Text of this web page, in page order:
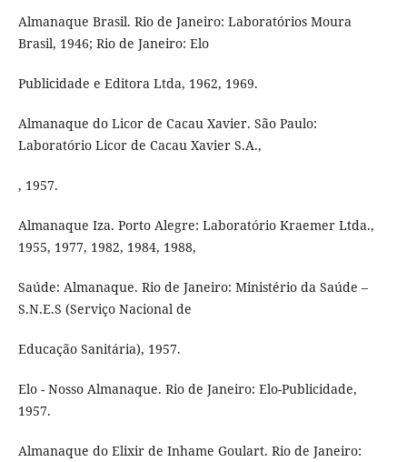
Almanaque Brasil. Rio de Janeiro: Laboratórios Moura
Brasil, 1946; Rio de Janeiro: Elo
Publicidade e Editora Ltda, 1962, 1969.
Almanaque do Licor de Cacau Xavier. São Paulo:
Laboratório Licor de Cacau Xavier S.A.,
, 1957.
Almanaque Iza. Porto Alegre: Laboratório Kraemer Ltda.,
1955, 1977, 1982, 1984, 1988,
Saúde: Almanaque. Rio de Janeiro: Ministério da Saúde –
S.N.E.S (Serviço Nacional de
Educação Sanitária), 1957.
Elo - Nosso Almanaque. Rio de Janeiro: Elo-Publicidade,
1957.
Almanaque do Elixir de Inhame Goulart. Rio de Janeiro: